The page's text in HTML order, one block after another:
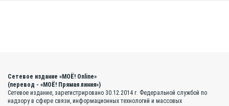
Сетевое издание «МОЁ! Online»
(перевод - «МОЁ! Прямая линия»)
Сетевое издание, зарегистрировано 30.12.2014 г. Федеральной службой по
надзору в сфере связи, информационных технологий и массовых